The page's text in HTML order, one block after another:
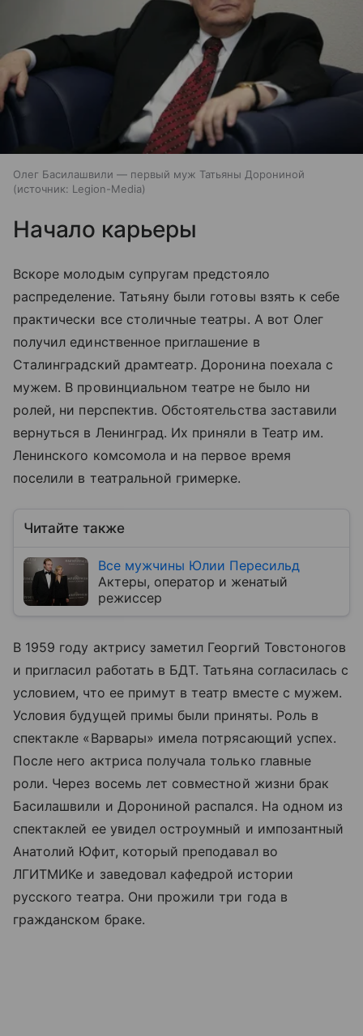
Олег Басилашвили — первый муж Татьяны Дорониной
источник: Legion-Media
Начало карьеры
Вскоре молодым супругам предстояло
распределение. Татьяну были готовы взять к себе
практически все столичные театры. А вот Олег
получил единственное приглашение в
Сталинградский драмтеатр. Доронина поехала с
мужем. В провинциальном театре не было ни
ролей, ни перспектив. Обстоятельства заставили
вернуться в Ленинград. Их приняли в Театр им.
Ленинского комсомола и на первое время
поселили в театральной гримерке.
Читайте также
Все мужчины Юлии Пересильд
Актеры, оператор и женатый
режиссер
В 1959 году актрису заметил Георгий Товстоногов
и пригласил работать в БДТ. Татьяна согласилась с
условием, что ее примут в театр вместе с мужем.
Условия будущей примы были приняты. Роль в
спектакле «Варвары» имела потрясающий успех.
После него актриса получала только главные
роли. Через восемь лет совместной жизни брак
Басилашвили и Дорониной распался. На одном из
спектаклей ее увидел остроумный и импозантный
Анатолий Юфит, который преподавал во
ЛГИТМИКе и заведовал кафедрой истории
русского театра. Они прожили три года в
гражданском браке.